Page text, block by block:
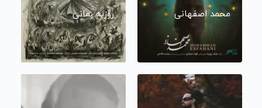
محمد اصفهانی روزبه بمانی